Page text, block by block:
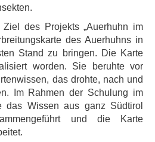
des Projekts „Auerhuhn im
des Auerhuhns in
Stand zu bringen. Die Karte
worden. Sie beruhte vor
das drohte, nach und
Im Rahmen der Schulung im
das Wissen aus ganz Südtirol
und die Karte